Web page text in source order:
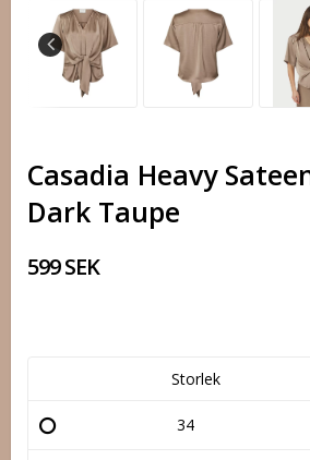
Casadia Heavy
Dark Taupe
599 SEK
Storlek
34